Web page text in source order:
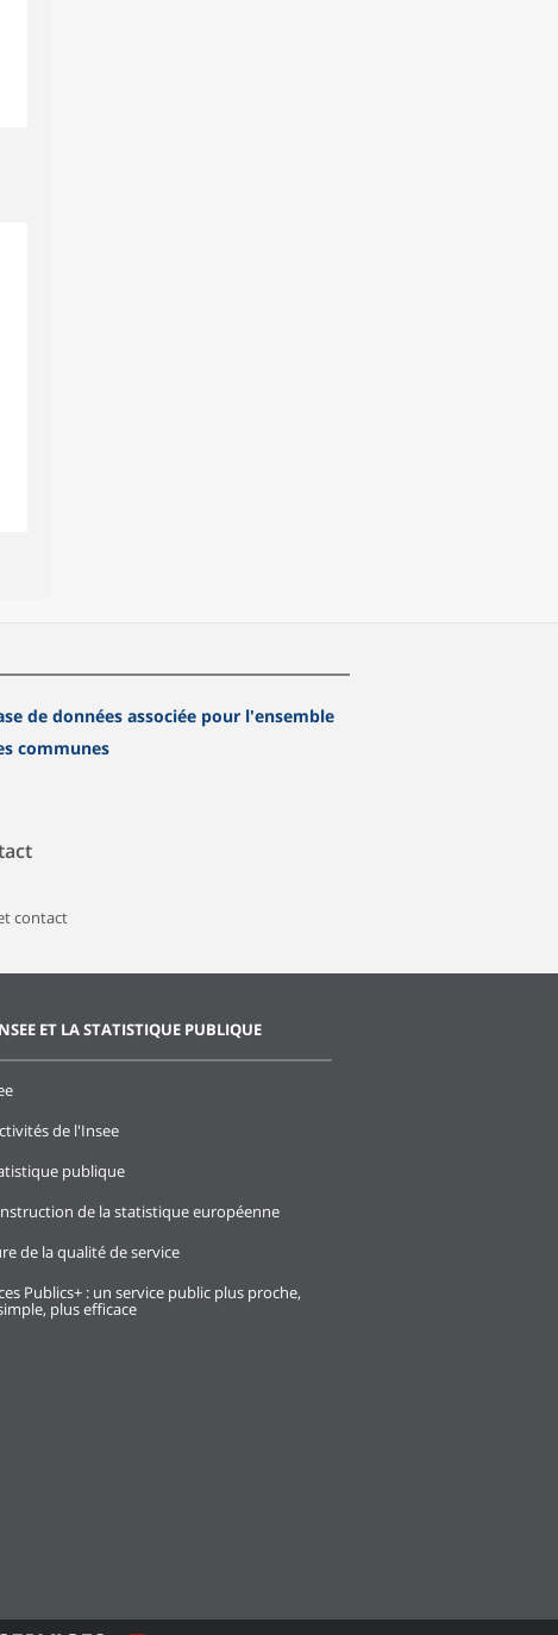
de données associée pour l'ensemble
communes
contact
ET LA STATISTIQUE PUBLIQUE
de l'Insee
publique
de la statistique européenne
de la qualité de service
Publics+ : un service public plus proche,
plus efficace